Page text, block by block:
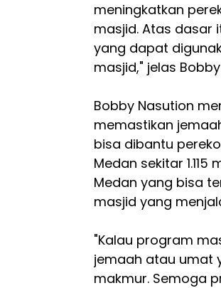
meningkatkan
masjid. Atas dasar
yang dapat
masjid," jelas
Bobby Nasution
memastikan
bisa dibantu
Medan sekitar
Medan yang bisa
masjid yang
"Kalau program
jemaah atau umat
makmur. Semoga